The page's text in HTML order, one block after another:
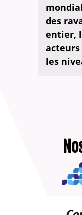
des
entier,
acteurs
les